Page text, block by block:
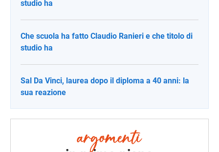
studio ha
Che scuola ha fatto Claudio Ranieri e che titolo di
studio ha
Sal Da Vinci, laurea dopo il diploma a 40 anni: la
sua reazione